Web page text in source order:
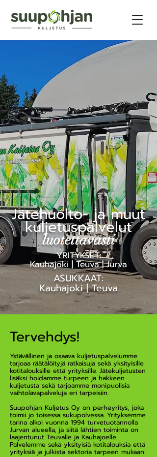
Jätehuolto- ja muut
kuljetuspalvelut
luotettavasti
YRITYKSET:
Kauhajoki | Teuva | Jurva
ASUKKAAT:
Kauhajoki | Teuva
Tervehdys!
Ystävällinen ja osaava kuljetuspalvelumme
tarjoaa räätälöityjä ratkaisuja sekä yksityisille
kotitalouksille että yrityksille. Jätekuljetusten
lisäksi hoidamme turpeen ja hakkeen
kuljetusta sekä tarjoamme monipuolisia
vaihtolavapalveluja eri tarpeisiin.
Suupohjan Kuljetus Oy on perheyritys, joka
toimii jo toisessa sukupolvessa. Yrityksemme
tarina alkoi vuonna 1994 turvetuotannolla
Jurvan alueella, ja siitä lähtien toiminta on
laajentunut Teuvalle ja Kauhajoelle.
Palvelemme sekä yksityisiä kotitalouksia että
yrityksiä ja julkista sektoria tarpeen mukaan.